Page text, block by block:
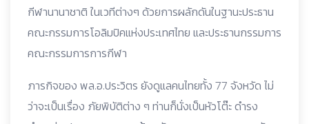
กีฬานานาชาติ ในเวทีต่างๆ ด้วยการผลักดันในฐานะประธาน
คณะกรรมการโอลิมปิคแห่งประเทศไทย และประธานกรรมการ
คณะกรรมการการกีฬา
ภารกิจของ พล.อ.ประวิตร ยังดูแลคนไทยทั้ง 77 จังหวัด ไม่
ว่าจะเป็นเรื่อง ภัยพิบัติต่าง ๆ ท่านก็นั่งเป็นหัวโต๊ะ ดำรง